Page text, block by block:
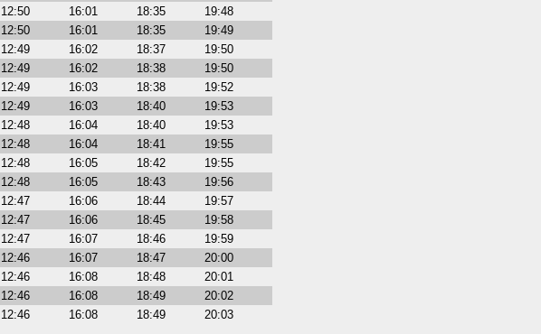
12:50 16:01 18:35
19:48
12:50 16:01 18:35
19:49
12:49 16:02 18:37
19:50
12:49 16:02 18:38
19:50
12:49 16:03 18:38
19:52
12:49 16:03 18:40
19:53
12:48 16:04 18:40
19:53
12:48 16:04 18:41
19:55
12:48 16:05 18:42
19:55
12:48 16:05 18:43
19:56
12:47 16:06 18:44
19:57
12:47 16:06 18:45
19:58
12:47 16:07 18:46
19:59
12:46 16:07 18:47
20:00
12:46 16:08 18:48
20:01
12:46 16:08 18:49
20:02
12:46 16:08 18:49 20:03